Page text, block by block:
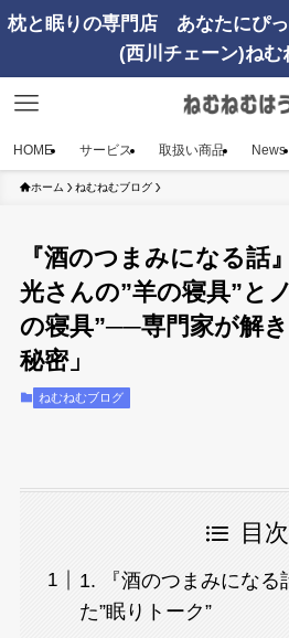
枕と眠りの専門店 あなたにぴ
(西川チェーン)ねむ
HOME サービス 取扱い商品 News
ホーム ねむねむブログ
『酒のつまみになる話
光さんの”羊の寝具”と
の寝具”──専門家が解
秘密」
ねむねむブログ
目次
1. 『酒のつまみになる
た”眠りトーク”